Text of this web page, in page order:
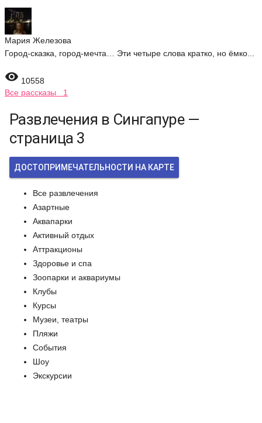
Мария Железова
Город-сказка, город-мечта… Эти четыре слова кратко, но ёмко...
 10558
Все рассказы 1
Развлечения в Сингапуре —
страница 3
ДОСТОПРИМЕЧАТЕЛЬНОСТИ НА КАРТЕ
Все развлечения
Азартные
Аквапарки
Активный отдых
Аттракционы
Здоровье и спа
Зоопарки и аквариумы
Клубы
Курсы
Музеи, театры
Пляжи
События
Шоу
Экскурсии